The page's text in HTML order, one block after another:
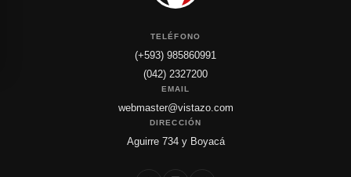
TELÉFONO
(+593) 985860991
(042) 2327200
EMAIL
webmaster@vistazo.com
DIRECCIÓN
Aguirre 734 y Boyacá